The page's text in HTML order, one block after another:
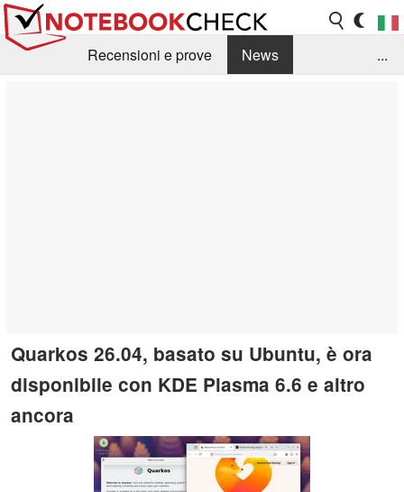
Recensioni e prove
News
...
Quarkos 26.04, basato su Ubuntu, è ora
disponibile con KDE Plasma 6.6 e altro
ancora